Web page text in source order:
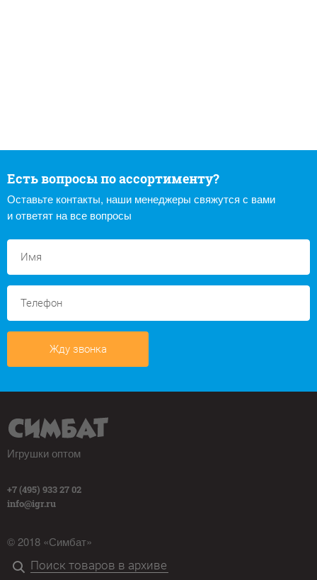
Есть вопросы по ассортименту?
Оставьте контакты, наши менеджеры свяжутся с вами
и ответят на все вопросы
Жду звонка
Игрушки оптом
+7 (495) 933 27 02
info@igr.ru
© 2018 «Симбат»